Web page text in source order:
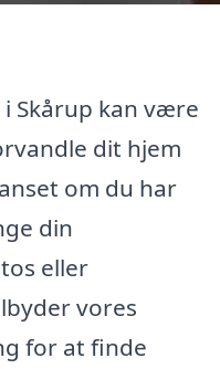
Skårup kan være
dit hjem
om du har
din
eller
vores
for at finde